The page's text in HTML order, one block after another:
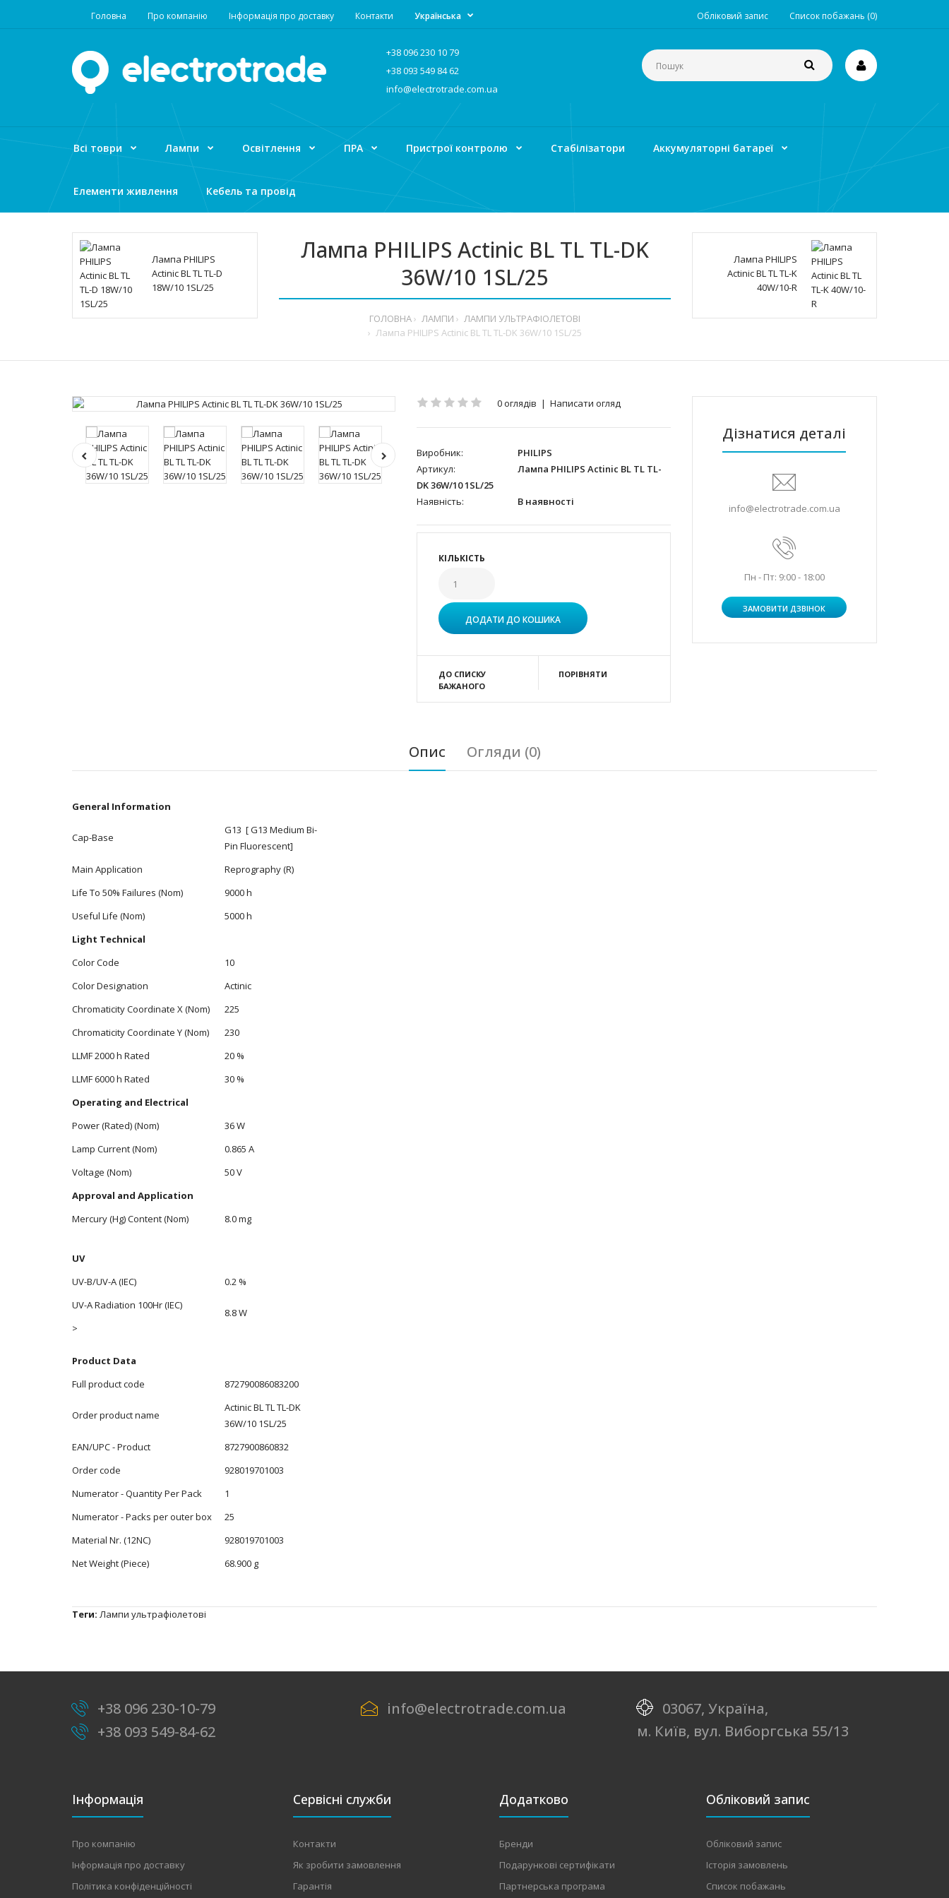
Головна Про компанію Інформація про доставку Контакти Обліковий запис Список побажань (0)
Українська
+38 096 230 10 79
+38 093 549 84 62
info@electrotrade.com.ua
Всі товри Лампи Освітлення ПРА Пристрої контролю Стабілізатори Аккумуляторні батареї
Елементи живлення Кебель та провід
Лампа PHILIPS
Actinic BL TL TL-D
18W/10 1SL/25
Лампа PHILIPS Actinic BL TL TL-DK
36W/10 1SL/25
ГОЛОВНА ЛАМПИ
ЛАМПИ УЛЬТРАФІОЛЕТОВІ
Лампа PHILIPS Actinic BL TL TL-DK 36W/10 1SL/25
Лампа PHILIPS
Actinic BL TL TL-K
40W/10-R
0 оглядів | Написати огляд
Виробник:
PHILIPS
Артикул:
Лампа PHILIPS Actinic BL TL TL-
DK 36W/10 1SL/25
Наявність:
В наявності
КІЛЬКІСТЬ
ДО СПИСКУ
БАЖАНОГО
ПОРІВНЯТИ
Дізнатися деталі
info@electrotrade.com.ua
Пн - Пт: 9:00 - 18:00
ЗАМОВИТИ ДЗВІНОК
Опис Огляди (0)
General Information
Cap-Base
G13 [ G13 Medium Bi-
Pin Fluorescent]
Main Application
Reprography (R)
Life To 50% Failures (Nom)
9000 h
Useful Life (Nom)
5000 h
Light Technical
Color Code
10
Color Designation
Actinic
Chromaticity Coordinate X (Nom)
225
Chromaticity Coordinate Y (Nom)
230
LLMF 2000 h Rated
20 %
LLMF 6000 h Rated
30 %
Operating and Electrical
Power (Rated) (Nom)
36 W
Lamp Current (Nom)
0.865 A
Voltage (Nom)
50 V
Approval and Application
Mercury (Hg) Content (Nom)
8.0 mg
UV
UV-B/UV-A (IEC)
0.2 %
UV-A Radiation 100Hr (IEC)
>
8.8 W
Product Data
Full product code
872790086083200
Order product name
Actinic BL TL TL-DK
36W/10 1SL/25
EAN/UPC - Product
8727900860832
Order code
928019701003
Numerator - Quantity Per Pack
1
Numerator - Packs per outer box
25
Material Nr. (12NC)
928019701003
Net Weight (Piece)
68.900 g
Теги: Лампи ультрафіолетові
+38 096 230-10-79
+38 093 549-84-62
info@electrotrade.com.ua
03067, Україна,
м. Київ, вул. Виборгська 55/13
Інформація
Про компанію
Інформація про доставку
Політика конфіденційності
Сервісні служби
Контакти
Як зробити замовлення
Гарантія
Додатково
Бренди
Подарункові сертифікати
Партнерська програма
Обліковий запис
Обліковий запис
Історія замовлень
Список побажань